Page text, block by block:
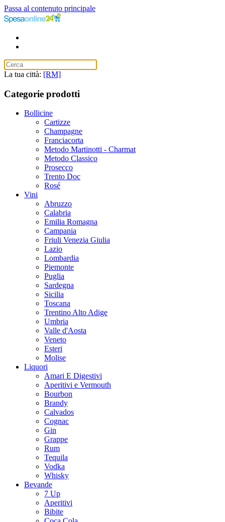
Passa al contenuto principale
La tua città: [RM]
Categorie prodotti
Bollicine
Cartizze
Champagne
Franciacorta
Metodo Martinotti - Charmat
Metodo Classico
Prosecco
Trento Doc
Rosé
Vini
Abruzzo
Calabria
Emilia Romagna
Campania
Friuli Venezia Giulia
Lazio
Lombardia
Piemonte
Puglia
Sardegna
Sicilia
Toscana
Trentino Alto Adige
Umbria
Valle d'Aosta
Veneto
Esteri
Molise
Liquori
Amari E Digestivi
Aperitivi e Vermouth
Bourbon
Brandy
Calvados
Cognac
Gin
Grappe
Rum
Tequila
Vodka
Whisky
Bevande
7 Up
Aperitivi
Bibite